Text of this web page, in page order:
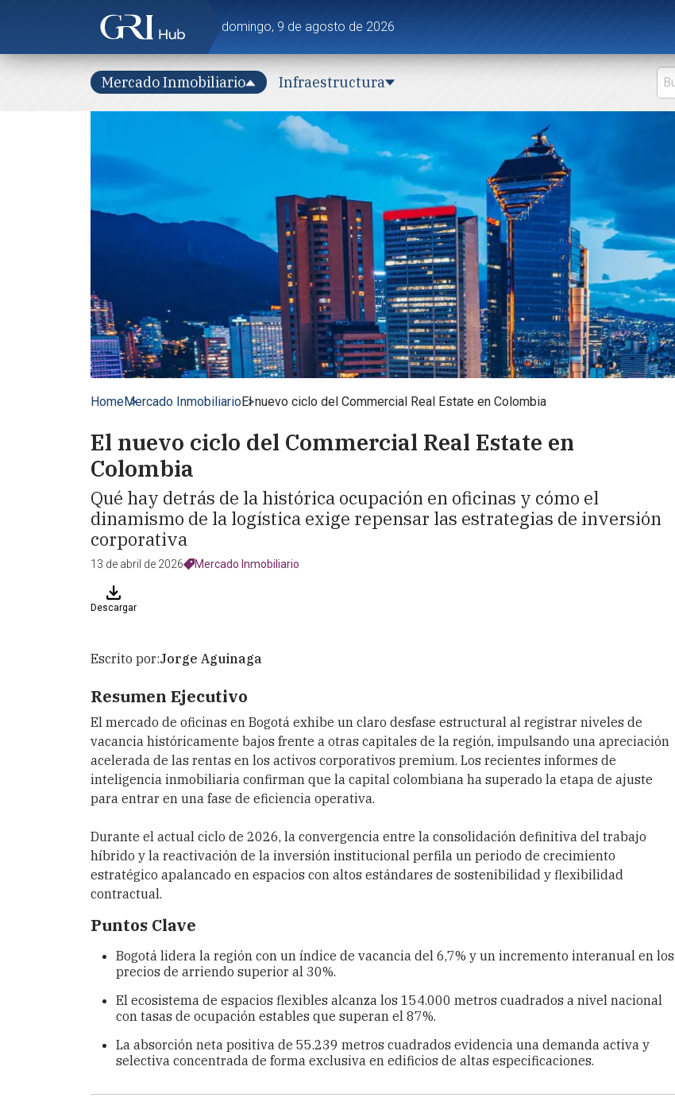
domingo, 9 de agosto de 2026
Mercado Inmobiliario Infraestructura
HomeMercado InmobiliarioEl nuevo ciclo del Commercial Real Estate en Colombia
El nuevo ciclo del Commercial Real Estate en
Colombia
Qué hay detrás de la histórica ocupación en oficinas y cómo el
dinamismo de la logística exige repensar las estrategias de inversión
corporativa
13 de abril de 2026 Mercado Inmobiliario
Descargar
Escrito por:Jorge Aguinaga
Resumen Ejecutivo
El mercado de oficinas en Bogotá exhibe un claro desfase estructural al registrar niveles de
vacancia históricamente bajos frente a otras capitales de la región, impulsando una apreciación
acelerada de las rentas en los activos corporativos premium. Los recientes informes de
inteligencia inmobiliaria confirman que la capital colombiana ha superado la etapa de ajuste
para entrar en una fase de eficiencia operativa.
Durante el actual ciclo de 2026, la convergencia entre la consolidación definitiva del trabajo
híbrido y la reactivación de la inversión institucional perfila un periodo de crecimiento
estratégico apalancado en espacios con altos estándares de sostenibilidad y flexibilidad
contractual.
Puntos Clave
Bogotá lidera la región con un índice de vacancia del 6,7% y un incremento interanual en los
precios de arriendo superior al 30%.
El ecosistema de espacios flexibles alcanza los 154.000 metros cuadrados a nivel nacional
con tasas de ocupación estables que superan el 87%.
La absorción neta positiva de 55.239 metros cuadrados evidencia una demanda activa y
selectiva concentrada de forma exclusiva en edificios de altas especificaciones.